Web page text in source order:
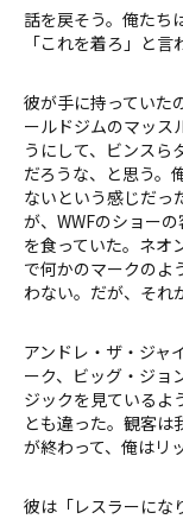
話を戻そう。俺たち
「これを着ろ」と言
彼が手に持っていた
ールドジムのマッス
うにして、ビンスら
だろうな、と思う。
ないという感じだっ
が、WWFのショー
を食っていた。ネオ
で何かのマークのよ
わない。だが、それ
アンドレ・ザ・ジャ
ーク、ビッグ・ジョ
ジックを見ているよ
とも違った。観客は
が終わって、俺はリ
彼は「レスラーにな